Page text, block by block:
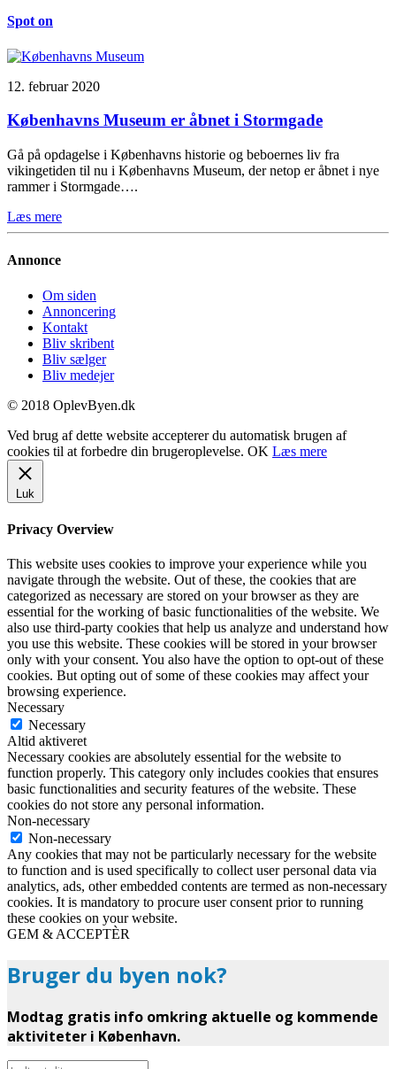
Spot on
12. februar 2020
Københavns Museum er åbnet i Stormgade
Gå på opdagelse i Københavns historie og beboernes liv fra
vikingetiden til nu i Københavns Museum, der netop er åbnet i nye
rammer i Stormgade….
Læs mere
Annonce
Om siden
Annoncering
Kontakt
Bliv skribent
Bliv sælger
Bliv medejer
© 2018 OplevByen.dk
Ved brug af dette website accepterer du automatisk brugen af
cookies til at forbedre din brugeroplevelse. OK Læs mere
Luk
Privacy Overview
This website uses cookies to improve your experience while you
navigate through the website. Out of these, the cookies that are
categorized as necessary are stored on your browser as they are
essential for the working of basic functionalities of the website. We
also use third-party cookies that help us analyze and understand how
you use this website. These cookies will be stored in your browser
only with your consent. You also have the option to opt-out of these
cookies. But opting out of some of these cookies may affect your
browsing experience.
Necessary
Necessary
Altid aktiveret
Necessary cookies are absolutely essential for the website to
function properly. This category only includes cookies that ensures
basic functionalities and security features of the website. These
cookies do not store any personal information.
Non-necessary
Non-necessary
Any cookies that may not be particularly necessary for the website
to function and is used specifically to collect user personal data via
analytics, ads, other embedded contents are termed as non-necessary
cookies. It is mandatory to procure user consent prior to running
these cookies on your website.
GEM & ACCEPTÈR
Bruger du byen nok?
Modtag gratis info omkring aktuelle og kommende
aktiviteter i København.